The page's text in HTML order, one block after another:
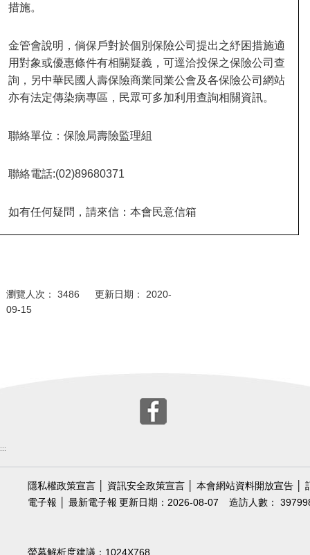
措施。
金管會說明，倘保戶對於個別保險公司提出之紓困措施適
用對象或優惠條件有相關疑義，可逕洽投保之保險公司查
詢，另中華民國人壽保險商業同業公會及各保險公司網站
亦有法定傳染病專區，民眾可多加利用查詢相關資訊。
聯絡單位：保險局壽險監理組
聯絡電話:(02)89680371
如有任何疑問，請來信：本會民意信箱
瀏覽人次： 3486 更新日期： 2020-
09-15
:::
隱私權政策宣言 資訊安全政策宣言 本會網站資料開放宣告
電子報
最新電子報 造訪人數：
更新日期：2026-08-07
螢幕解析度建議：1024X768